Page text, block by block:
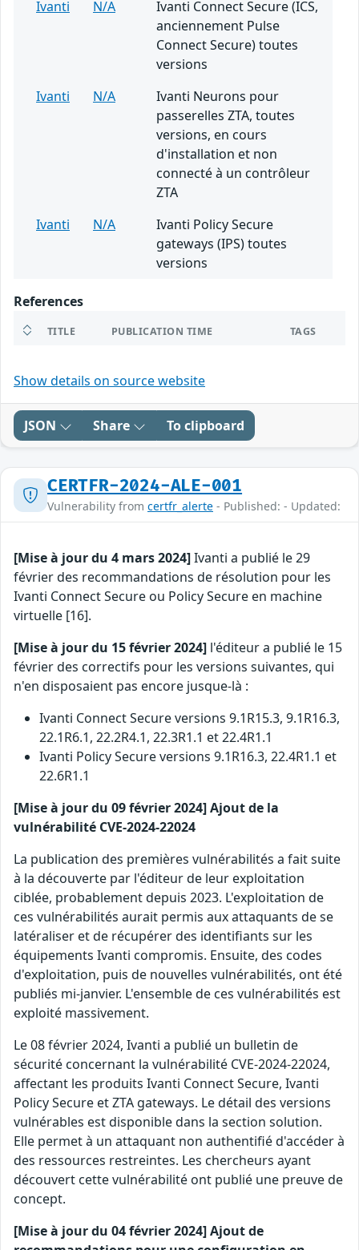
Ivanti N/A
Ivanti Connect Secure (ICS,
anciennement Pulse
Connect Secure) toutes
versions
Ivanti
N/A
Ivanti Neurons pour
passerelles ZTA, toutes
versions, en cours
d'installation et non
connecté à un contrôleur
ZTA
Ivanti
N/A
Ivanti Policy Secure
gateways (IPS) toutes
versions
References
TITLE PUBLICATION TIME TAGS
Show details on source website
JSON Share To clipboard
CERTFR-2024-ALE-001
Vulnerability from certfr_alerte - Published: - Updated:
[Mise à jour du 4 mars 2024]Ivanti a publié le 29
février des recommandations de résolution pour les
Ivanti Connect Secure ou Policy Secure en machine
virtuelle [16].
[Mise à jour du 15 février 2024] l'éditeur a publié le 15
février des correctifs pour les versions suivantes, qui
n'en disposaient pas encore jusque-là :
Ivanti Connect Secure versions 9.1R15.3, 9.1R16.3,
22.1R6.1, 22.2R4.1, 22.3R1.1 et 22.4R1.1
Ivanti Policy Secure versions 9.1R16.3, 22.4R1.1 et
22.6R1.1
[Mise à jour du 09 février 2024] Ajout de la
vulnérabilité CVE-2024-22024
La publication des premières vulnérabilités a fait suite
à la découverte par l'éditeur de leur exploitation
ciblée, probablement depuis 2023. L'exploitation de
ces vulnérabilités aurait permis aux attaquants de se
latéraliser et de récupérer des identifiants sur les
équipements Ivanti compromis. Ensuite, des codes
d'exploitation, puis de nouvelles vulnérabilités, ont été
publiés mi-janvier. L'ensemble de ces vulnérabilités est
exploité massivement.
Le 08 février 2024, Ivanti a publié un bulletin de
sécurité concernant la vulnérabilité CVE-2024-22024,
affectant les produits Ivanti Connect Secure, Ivanti
Policy Secure et ZTA gateways. Le détail des versions
vulnérables est disponible dans la section solution.
Elle permet à un attaquant non authentifié d'accéder à
des ressources restreintes. Les chercheurs ayant
découvert cette vulnérabilité ont publié une preuve de
concept.
[Mise à jour du 04 février 2024] Ajout de